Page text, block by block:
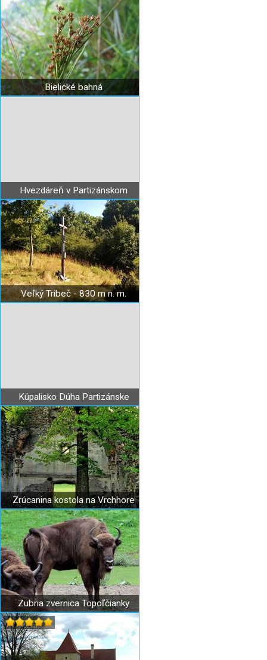
Bielické bahná
Hvezdáreň v Partizánskom
Veľký Tribeč - 830 m n. m.
Kúpalisko Dúha Partizánske
Zrúcanina kostola na Vrchhore
Zubria zvernica Topoľčianky